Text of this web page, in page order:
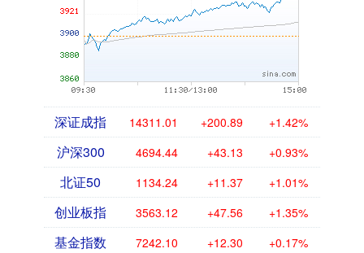
深证成指 14311.01 +200.89 +1.42%
沪深300 4694.44 +43.13 +0.93%
北证50 1134.24 +11.37 +1.01%
创业板指 3563.12 +47.56 +1.35%
基金指数 7242.10 +12.30 +0.17%